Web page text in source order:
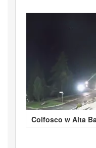
Colfosco w Alta